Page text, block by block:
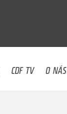
CDF TV O NÁS